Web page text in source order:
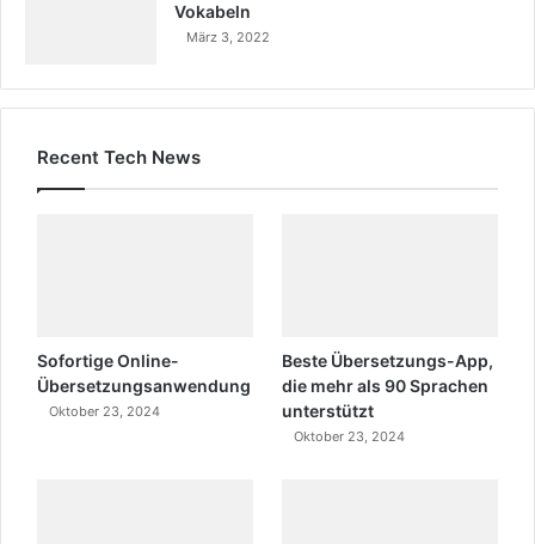
Vokabeln
März 3, 2022
Recent Tech News
Sofortige Online-
Übersetzungsanwendung
Oktober 23, 2024
Beste Übersetzungs-App,
die mehr als 90 Sprachen
unterstützt
Oktober 23, 2024